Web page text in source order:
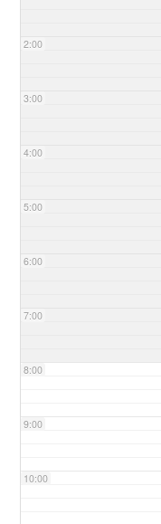
2:00
3:00
4:00
5:00
6:00
7:00
8:00
9:00
10:00